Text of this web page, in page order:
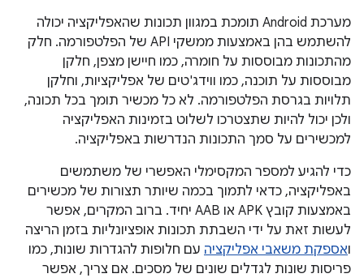
מערכת Android תומכת במגוון תכונות שהאפליקציה יכולה
להשתמש בהן באמצעות ממשקי API של הפלטפורמה. חלק
מהתכונות מבוססות על חומרה, כמו חיישן מצפן, חלקן
מבוססות על תוכנה, כמו ווידג'טים של אפליקציות, וחלקן
תלויות בגרסת הפלטפורמה. לא כל מכשיר תומך בכל תכונה,
ולכן יכול להיות שתצטרכו לשלוט בזמינות האפליקציה
למכשירים על סמך התכונות הנדרשות באפליקציה.
כדי להגיע למספר המקסימלי האפשרי של משתמשים
באפליקציה, כדאי לתמוך בכמה שיותר תצורות של מכשירים
באמצעות קובץ APK או AAB יחיד. ברוב המקרים, אפשר
לעשות זאת על ידי השבתת תכונות אופציונליות בזמן הריצה
ואספקת משאבי אפליקציה עם חלופות להגדרות שונות, כמו
פריסות שונות לגדלים שונים של מסכים. אם צריך, אפשר